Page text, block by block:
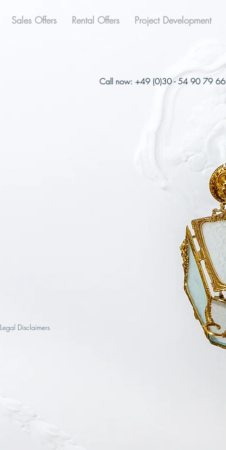
Sales Offers Rental Offers Project Development
Call now: +49 (0)30 - 54 90 79 66
Legal Disclaimers